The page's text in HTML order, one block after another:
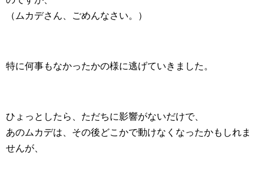
（ムカデさん、ごめんなさい。）
特に何事もなかったかの様に逃げていきました。
ひょっとしたら、ただちに影響がないだけで、
あのムカデは、その後どこかで動けなくなったかもしれま
せんが、